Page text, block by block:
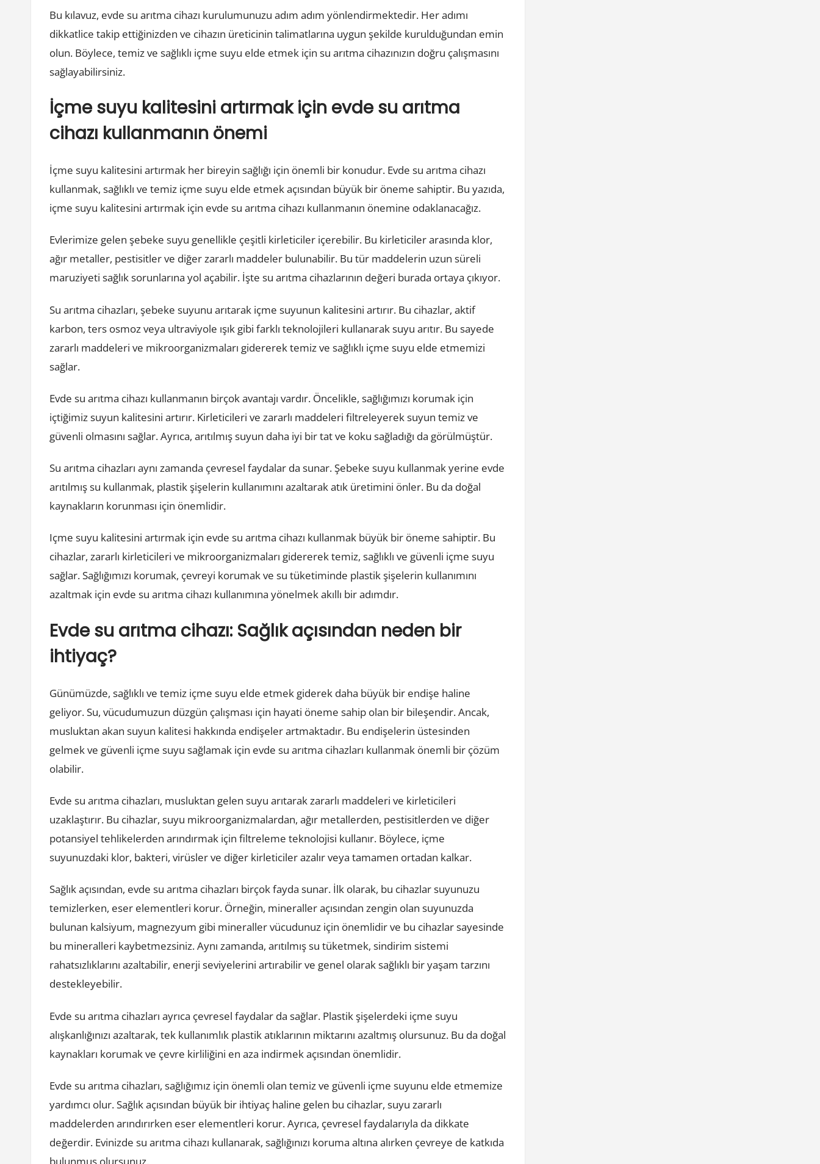
Bu kılavuz, evde su arıtma cihazı kurulumunuzu adım adım yönlendirmektedir. Her adımı
dikkatlice takip ettiğinizden ve cihazın üreticinin talimatlarına uygun şekilde kurulduğundan emin
olun. Böylece, temiz ve sağlıklı içme suyu elde etmek için su arıtma cihazınızın doğru çalışmasını
sağlayabilirsiniz.
İçme suyu kalitesini artırmak için evde su arıtma
cihazı kullanmanın önemi
İçme suyu kalitesini artırmak her bireyin sağlığı için önemli bir konudur. Evde su arıtma cihazı
kullanmak, sağlıklı ve temiz içme suyu elde etmek açısından büyük bir öneme sahiptir. Bu yazıda,
içme suyu kalitesini artırmak için evde su arıtma cihazı kullanmanın önemine odaklanacağız.
Evlerimize gelen şebeke suyu genellikle çeşitli kirleticiler içerebilir. Bu kirleticiler arasında klor,
ağır metaller, pestisitler ve diğer zararlı maddeler bulunabilir. Bu tür maddelerin uzun süreli
maruziyeti sağlık sorunlarına yol açabilir. İşte su arıtma cihazlarının değeri burada ortaya çıkıyor.
Su arıtma cihazları, şebeke suyunu arıtarak içme suyunun kalitesini artırır. Bu cihazlar, aktif
karbon, ters osmoz veya ultraviyole ışık gibi farklı teknolojileri kullanarak suyu arıtır. Bu sayede
zararlı maddeleri ve mikroorganizmaları gidererek temiz ve sağlıklı içme suyu elde etmemizi
sağlar.
Evde su arıtma cihazı kullanmanın birçok avantajı vardır. Öncelikle, sağlığımızı korumak için
içtiğimiz suyun kalitesini artırır. Kirleticileri ve zararlı maddeleri filtreleyerek suyun temiz ve
güvenli olmasını sağlar. Ayrıca, arıtılmış suyun daha iyi bir tat ve koku sağladığı da görülmüştür.
Su arıtma cihazları aynı zamanda çevresel faydalar da sunar. Şebeke suyu kullanmak yerine evde
arıtılmış su kullanmak, plastik şişelerin kullanımını azaltarak atık üretimini önler. Bu da doğal
kaynakların korunması için önemlidir.
Içme suyu kalitesini artırmak için evde su arıtma cihazı kullanmak büyük bir öneme sahiptir. Bu
cihazlar, zararlı kirleticileri ve mikroorganizmaları gidererek temiz, sağlıklı ve güvenli içme suyu
sağlar. Sağlığımızı korumak, çevreyi korumak ve su tüketiminde plastik şişelerin kullanımını
azaltmak için evde su arıtma cihazı kullanımına yönelmek akıllı bir adımdır.
Evde su arıtma cihazı: Sağlık açısından neden bir
ihtiyaç?
Günümüzde, sağlıklı ve temiz içme suyu elde etmek giderek daha büyük bir endişe haline
geliyor. Su, vücudumuzun düzgün çalışması için hayati öneme sahip olan bir bileşendir. Ancak,
musluktan akan suyun kalitesi hakkında endişeler artmaktadır. Bu endişelerin üstesinden
gelmek ve güvenli içme suyu sağlamak için evde su arıtma cihazları kullanmak önemli bir çözüm
olabilir.
Evde su arıtma cihazları, musluktan gelen suyu arıtarak zararlı maddeleri ve kirleticileri
uzaklaştırır. Bu cihazlar, suyu mikroorganizmalardan, ağır metallerden, pestisitlerden ve diğer
potansiyel tehlikelerden arındırmak için filtreleme teknolojisi kullanır. Böylece, içme
suyunuzdaki klor, bakteri, virüsler ve diğer kirleticiler azalır veya tamamen ortadan kalkar.
Sağlık açısından, evde su arıtma cihazları birçok fayda sunar. İlk olarak, bu cihazlar suyunuzu
temizlerken, eser elementleri korur. Örneğin, mineraller açısından zengin olan suyunuzda
bulunan kalsiyum, magnezyum gibi mineraller vücudunuz için önemlidir ve bu cihazlar sayesinde
bu mineralleri kaybetmezsiniz. Aynı zamanda, arıtılmış su tüketmek, sindirim sistemi
rahatsızlıklarını azaltabilir, enerji seviyelerini artırabilir ve genel olarak sağlıklı bir yaşam tarzını
destekleyebilir.
Evde su arıtma cihazları ayrıca çevresel faydalar da sağlar. Plastik şişelerdeki içme suyu
alışkanlığınızı azaltarak, tek kullanımlık plastik atıklarının miktarını azaltmış olursunuz. Bu da doğal
kaynakları korumak ve çevre kirliliğini en aza indirmek açısından önemlidir.
Evde su arıtma cihazları, sağlığımız için önemli olan temiz ve güvenli içme suyunu elde etmemize
yardımcı olur. Sağlık açısından büyük bir ihtiyaç haline gelen bu cihazlar, suyu zararlı
maddelerden arındırırken eser elementleri korur. Ayrıca, çevresel faydalarıyla da dikkate
değerdir. Evinizde su arıtma cihazı kullanarak, sağlığınızı koruma altına alırken çevreye de katkıda